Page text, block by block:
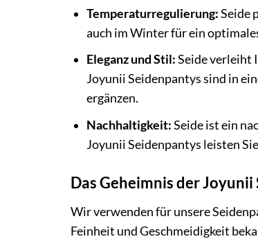
Temperaturregulierung:Seide
auch im Winter für ein
Eleganz und Stil:Seide verleiht
Joyunii Seidenpantys sind in
ergänzen.
Nachhaltigkeit:Seide ist ein
Joyunii Seidenpantys leisten
Das Geheimnis der Joyunii
Wir verwenden für unsere
Feinheit und Geschmeidigkeit